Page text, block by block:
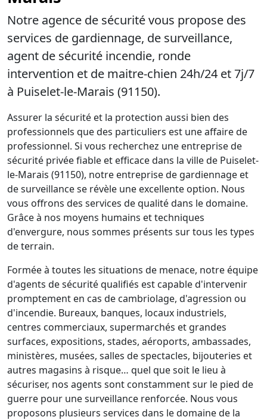
Notre agence de sécurité vous propose des
services de gardiennage, de surveillance,
agent de sécurité incendie, ronde
intervention et de maitre-chien 24h/24 et 7j/7
à Puiselet-le-Marais (91150).
Assurer la sécurité et la protection aussi bien des
professionnels que des particuliers est une affaire de
professionnel. Si vous recherchez une entreprise de
sécurité privée fiable et efficace dans la ville de Puiselet-
le-Marais (91150), notre entreprise de gardiennage et
de surveillance se révèle une excellente option. Nous
vous offrons des services de qualité dans le domaine.
Grâce à nos moyens humains et techniques
d'envergure, nous sommes présents sur tous les types
de terrain.
Formée à toutes les situations de menace, notre équipe
d'agents de sécurité qualifiés est capable d'intervenir
promptement en cas de cambriolage, d'agression ou
d'incendie. Bureaux, banques, locaux industriels,
centres commerciaux, supermarchés et grandes
surfaces, expositions, stades, aéroports, ambassades,
ministères, musées, salles de spectacles, bijouteries et
autres magasins à risque… quel que soit le lieu à
sécuriser, nos agents sont constamment sur le pied de
guerre pour une surveillance renforcée. Nous vous
proposons plusieurs services dans le domaine de la